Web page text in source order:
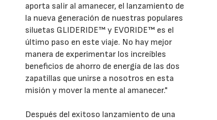
aporta salir al amanecer, el lanzamiento de
la nueva generación de nuestras populares
siluetas GLIDERIDE™ y EVORIDE™ es el
último paso en este viaje. No hay mejor
manera de experimentar los increíbles
beneficios de ahorro de energía de las dos
zapatillas que unirse a nosotros en esta
misión y mover la mente al amanecer."
Después del exitoso lanzamiento de una